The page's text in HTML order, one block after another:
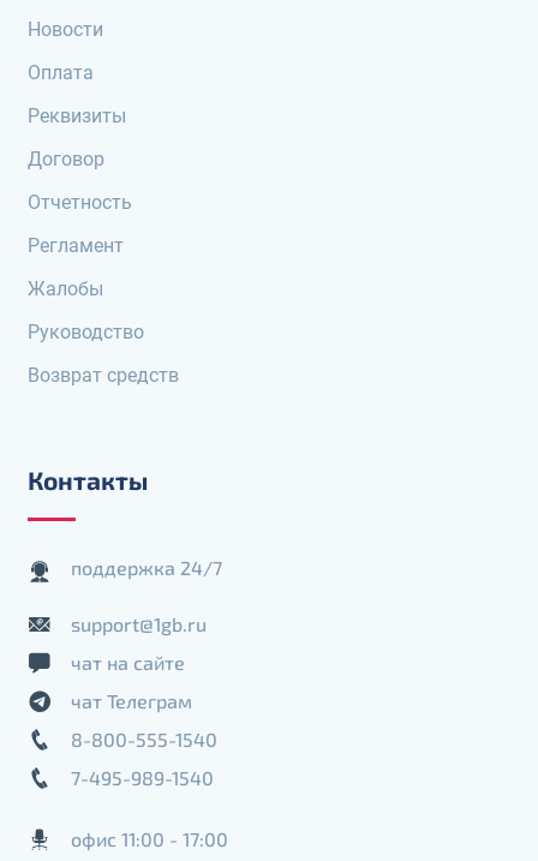
Новости
Оплата
Реквизиты
Договор
Отчетность
Регламент
Жалобы
Руководство
Возврат средств
Контакты
поддержка 24/7
support@1gb.ru
чат на сайте
чат Телеграм
8-800-555-1540
7-495-989-1540
офис 11:00 - 17:00